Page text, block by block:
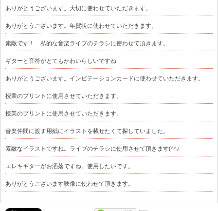
ありがとうございます。大切に使わせていただきます。
ありがとうございます。年賀状に使わせていただきます。
素敵です！ 私的な音楽ライブのチラシに使わせて頂きます。
ギターと音符がとてもかわいらしいですね
ありがとうございます。インビテーションカードに使わせていただきます。
授業のプリントに使用させていただきます。
授業のプリントに使用させていただきます。
音楽仲間に渡す用紙にイラストを載せたくて探していました。
素敵なイラストですね。ライブのチラシに使用させて頂きます(^^♪
エレキギターがお洒落ですね。使用したいです。
ありがとうございます映像に使わせて頂きます。